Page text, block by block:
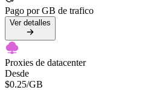
Pago por GB de trafico
Ver detalles
Proxies de datacenter
Desde
$0.25/GB